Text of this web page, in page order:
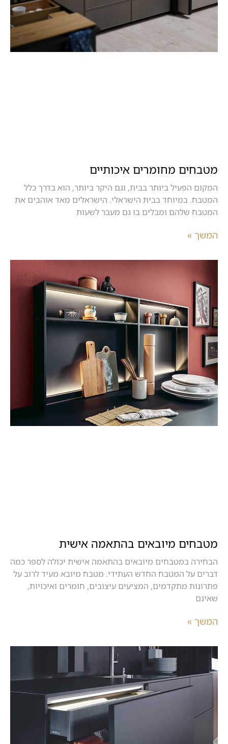
מטבחים מחומרים איכותיים
המקום הפעיל ביותר בבית, וגם היקר ביותר, הוא בדרך כלל
המטבח. במיוחד בבית הישראלי. הישראלים מאד אוהבים את
המטבח שלהם ומבלים בו גם מעבר לשעות
המשך »
מטבחים מיובאים בהתאמה אישית
הבחירה במטבחים מיובאים בהתאמה אישית יכולה לספר כמה
דברים על המטבח החדש העתידי. מטבח מיובא מעיד לרוב על
פתרונות מתקדמים, המציעים עיצובים, חומרים ואיכויות,
שאינם
המשך »